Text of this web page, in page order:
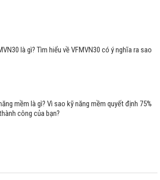
là gì? Tìm hiểu về VFMVN30 có ý nghĩa ra sao
mềm là gì? Vì sao kỹ năng mềm quyết định 75%
công của bạn?